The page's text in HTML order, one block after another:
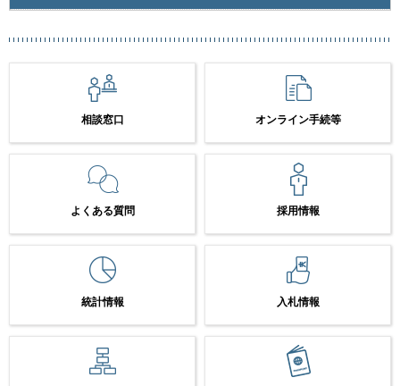
相談窓口 オンライン手続等
よくある質問 採用情報
統計情報 入札情報